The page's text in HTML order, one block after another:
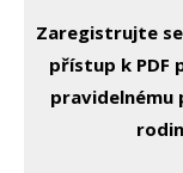
Zaregistrujte
přístup k PDF
pravidelnému